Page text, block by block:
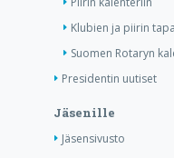
Klubien ja piirin
Suomen Rotaryn
Presidentin uutiset
Jäsenille
Jäsensivusto